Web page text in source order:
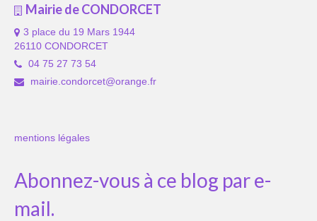
Mairie de CONDORCET
3 place du 19 Mars 1944
26110 CONDORCET
04 75 27 73 54
mairie.condorcet@orange.fr
mentions légales
Abonnez-vous à ce blog par e-
mail.